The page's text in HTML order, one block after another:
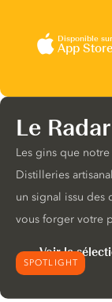
Disponible sur
App Store
SPOTLIGHT
Le
Les gins que
Distilleries
un signal issu des
vous forger votre
Voir la